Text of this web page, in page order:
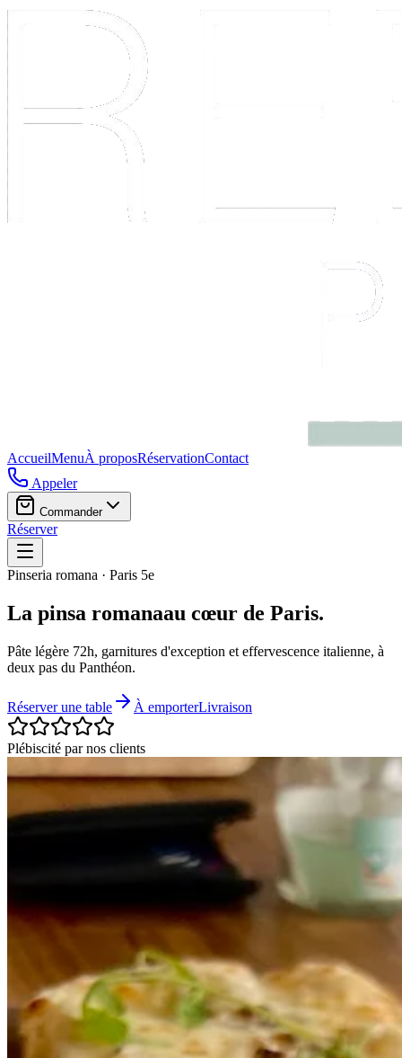
AccueilMenuÀ proposRéservationContact
Appeler
Commander
Réserver
Pinseria romana · Paris 5e
La pinsa romanaau cœur de Paris.
Pâte légère 72h, garnitures d'exception et effervescence italienne, à
deux pas du Panthéon.
Réserver une table À emporterLivraison
Plébiscité par nos clients